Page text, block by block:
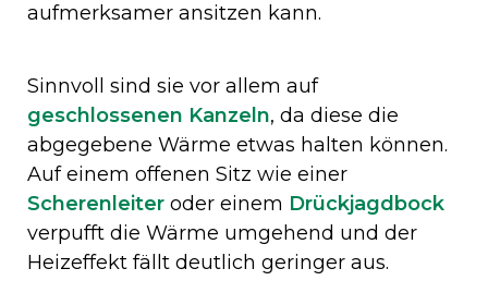
aufmerksamer ansitzen kann.
Sinnvoll sind sie vor allem auf
geschlossenen Kanzeln, da diese die
abgegebene Wärme etwas halten können.
Auf einem offenen Sitz wie einer
Scherenleiter oder einem Drückjagdbock
verpufft die Wärme umgehend und der
Heizeffekt fällt deutlich geringer aus.